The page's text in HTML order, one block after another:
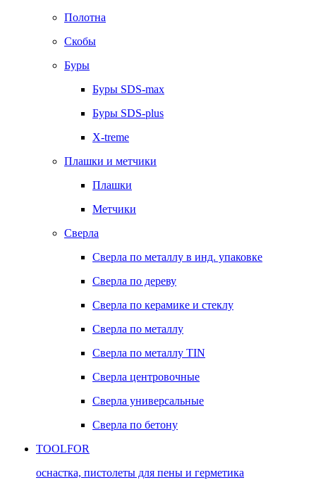
Полотна
Скобы
Буры
Буры SDS-max
Буры SDS-plus
X-treme
Плашки и метчики
Плашки
Метчики
Сверла
Сверла по металлу в инд. упаковке
Сверла по дереву
Сверла по керамике и стеклу
Сверла по металлу
Сверла по металлу TIN
Сверла центровочные
Сверла универсальные
Сверла по бетону
TOOLFOR
оснастка, пистолеты для пены и герметика